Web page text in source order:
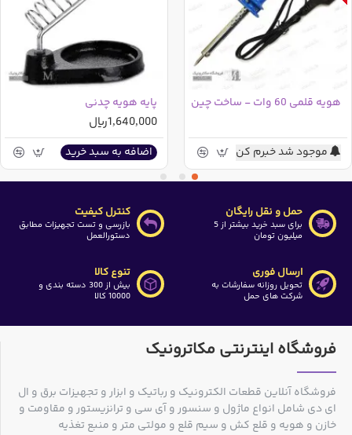
هویه قلمی 60 وات - ساخت چین
موجود شد خبرم کن
پایه هویه چدنی
1,640,000ریال
اضافه به سبد خرید
حمل و نقل رایگان
برای سبد خرید بیشتر از 5
میلیون تومان
کنترل کیفیت
بازرسی و تست تجهیزات مطابق
دستورالعمل
ارسال فوری
تحویل روزانه سفارشات به
شرکت های حمل
تنوع کالا
بیش از 300 دسته بندی و
10000 کالا
فروشگاه اینترنتی مکاترونیک
فروشگاه آنلاین قطعات الکترونیک و رباتیک و ابزار و تجهیزات برق و ال
ای دی شامل انواع ماژول و سنسور و آی سی و ترانزیستور و مقاومت و
خازن و هویه و قلع کش و سیم قلع و مولتی متر و منبع تغذیه